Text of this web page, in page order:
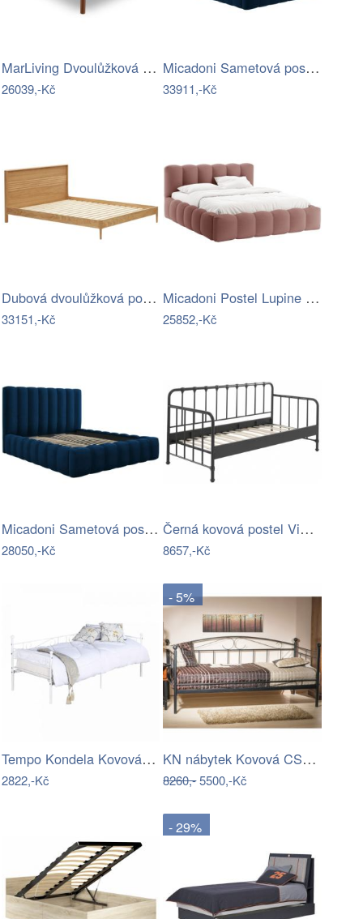
MarLiving Dvoulůžková postel DROP HARD…
26039,-Kč
Micadoni Sametová postel Kelp 180 x 200…
33911,-Kč
Dubová dvoulůžková postel Kave Home…
33151,-Kč
Micadoni Postel Lupine 160 x 200 cm s…
25852,-Kč
Micadoni Sametová postel Kelp 160 x 200…
28050,-Kč
Černá kovová postel Vipack Bronxx 90 x…
8657,-Kč
Tempo Kondela Kovová pohovka -…
2822,-Kč
- 5%
KN nábytek Kovová CS4016 90x200 černá
8260,-5500,-Kč
- 29%